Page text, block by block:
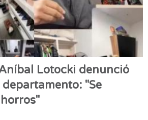
Lotocki denunció
"Se